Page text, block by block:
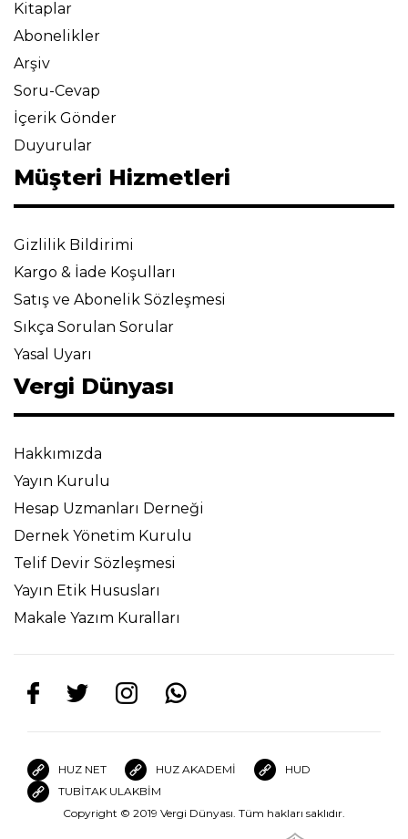
Kitaplar
Abonelikler
Arşiv
Soru-Cevap
İçerik Gönder
Duyurular
Müşteri Hizmetleri
Gizlilik Bildirimi
Kargo & İade Koşulları
Satış ve Abonelik Sözleşmesi
Sıkça Sorulan Sorular
Yasal Uyarı
Vergi Dünyası
Hakkımızda
Yayın Kurulu
Hesap Uzmanları Derneği
Dernek Yönetim Kurulu
Telif Devir Sözleşmesi
Yayın Etik Hususları
Makale Yazım Kuralları
HUZ NET HUZ AKADEMİ
HUD
TUBİTAK ULAKBİM
Copyright © 2019 Vergi Dünyası. Tüm hakları saklıdır.